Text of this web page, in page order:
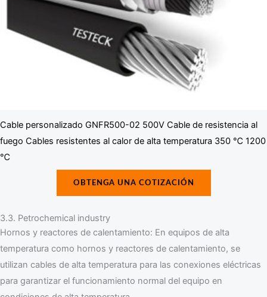
Cable personalizado GNFR500-02 500V Cable de resistencia al
fuego Cables resistentes al calor de alta temperatura 350 ℃ 1200
℃
OBTENGA UNA COTIZACIÓN
3.3. Petrochemical industry
Hornos y reactores de calentamiento: En equipos de alta
temperatura como hornos y reactores de calentamiento, se
utilizan cables de alta temperatura para las conexiones eléctricas
para garantizar el funcionamiento normal del equipo en